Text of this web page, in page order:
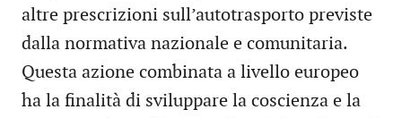
altre prescrizioni sull’autotrasporto previste
dalla normativa nazionale e comunitaria.
Questa azione combinata a livello europeo
ha la finalità di sviluppare la coscienza e la